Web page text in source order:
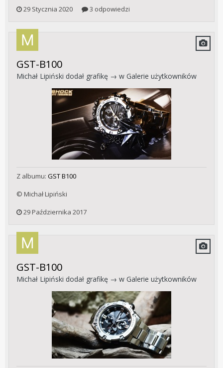
29 Stycznia 2020
3 odpowiedzi
GST-B100
Michał Lipiński dodał grafikę → w Galerie użytkowników
Z albumu: GST B100
© Michał Lipiński
29 Października 2017
GST-B100
Michał Lipiński dodał grafikę → w Galerie użytkowników